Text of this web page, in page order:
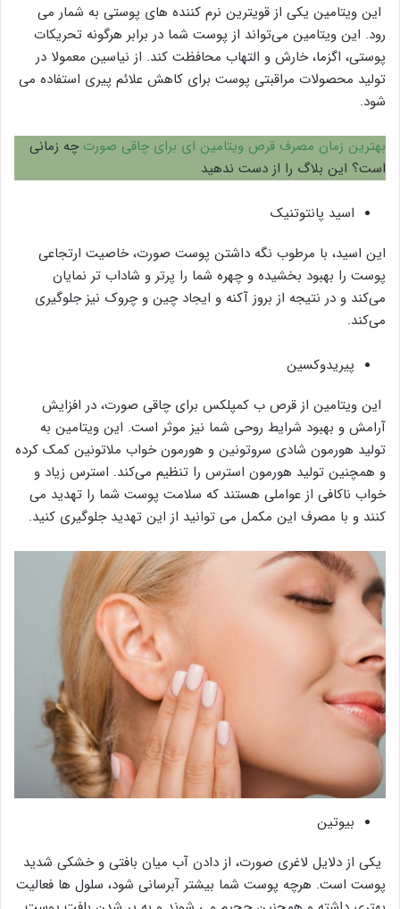
این ویتامین یکی از قویترین نرم کننده های پوستی به شمار می
رود. این ویتامین می‌تواند از پوست شما در برابر هرگونه تحریکات
پوستی، اگزما، خارش و التهاب محافظت کند. از نیاسین معمولا در
تولید محصولات مراقبتی پوست برای کاهش علائم پیری استفاده می
شود.
بهترین زمان مصرف قرص ویتامین ای برای چاقی صورت چه زمانی
است؟ این بلاگ را از دست ندهید
اسید پانتوتنیک
این اسید، با مرطوب نگه داشتن پوست صورت، خاصیت ارتجاعی
پوست را بهبود بخشیده و چهره شما را پرتر و شاداب تر نمایان
می‌کند و در نتیجه از بروز آکنه و ایجاد چین و چروک نیز جلوگیری
می‌کند.
پیریدوکسین
این ویتامین از قرص ب کمپلکس برای چاقی صورت، در افزایش
آرامش و بهبود شرایط روحی شما نیز موثر است. این ویتامین به
تولید هورمون شادی سروتونین و هورمون خواب ملاتونین کمک کرده
و همچنین تولید هورمون استرس را تنظیم می‌کند. استرس زیاد و
خواب ناکافی از عواملی هستند که سلامت پوست شما را تهدید می
کنند و با مصرف این مکمل می توانید از این تهدید جلوگیری کنید.
بیوتین
یکی از دلایل لاغری صورت، از دادن آب میان بافتی و خشکی شدید
پوست است. هرچه پوست شما بیشتر آبرسانی شود، سلول ها فعالیت